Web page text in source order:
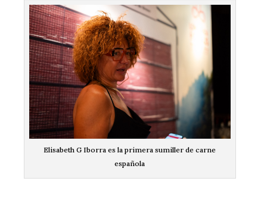
Elisabeth G Iborra es la primera sumiller de carne
española